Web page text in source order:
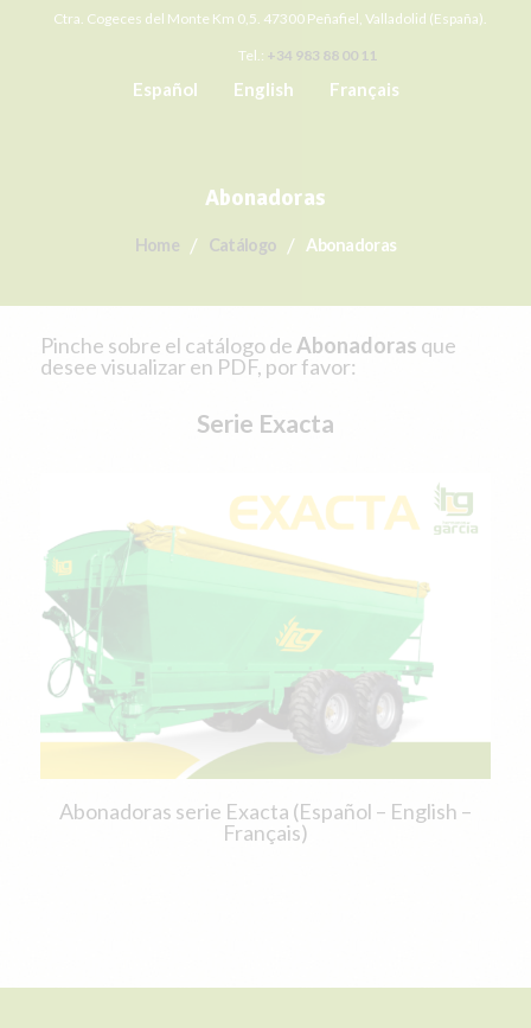
Ctra. Cogeces del Monte Km 0,5. 47300 Peñafiel, Valladolid (España).
Tel.: +34 983 88 00 11
Español English Français
Abonadoras
Home Catálogo Abonadoras
Pinche sobre el catálogo de Abonadoras que
desee visualizar en PDF, por favor:
Serie Exacta
Abonadoras serie Exacta (Español – English –
Français)